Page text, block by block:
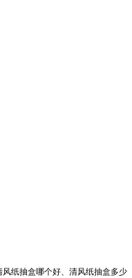
纸抽盒哪个好、清风纸抽盒多少